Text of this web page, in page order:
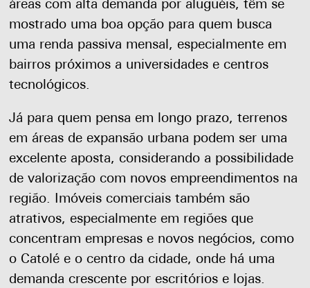
áreas com alta demanda por aluguéis, têm se
mostrado uma boa opção para quem busca
uma renda passiva mensal, especialmente em
bairros próximos a universidades e centros
tecnológicos.
Já para quem pensa em longo prazo, terrenos
em áreas de expansão urbana podem ser uma
excelente aposta, considerando a possibilidade
de valorização com novos empreendimentos na
região. Imóveis comerciais também são
atrativos, especialmente em regiões que
concentram empresas e novos negócios, como
o Catolé e o centro da cidade, onde há uma
demanda crescente por escritórios e lojas.